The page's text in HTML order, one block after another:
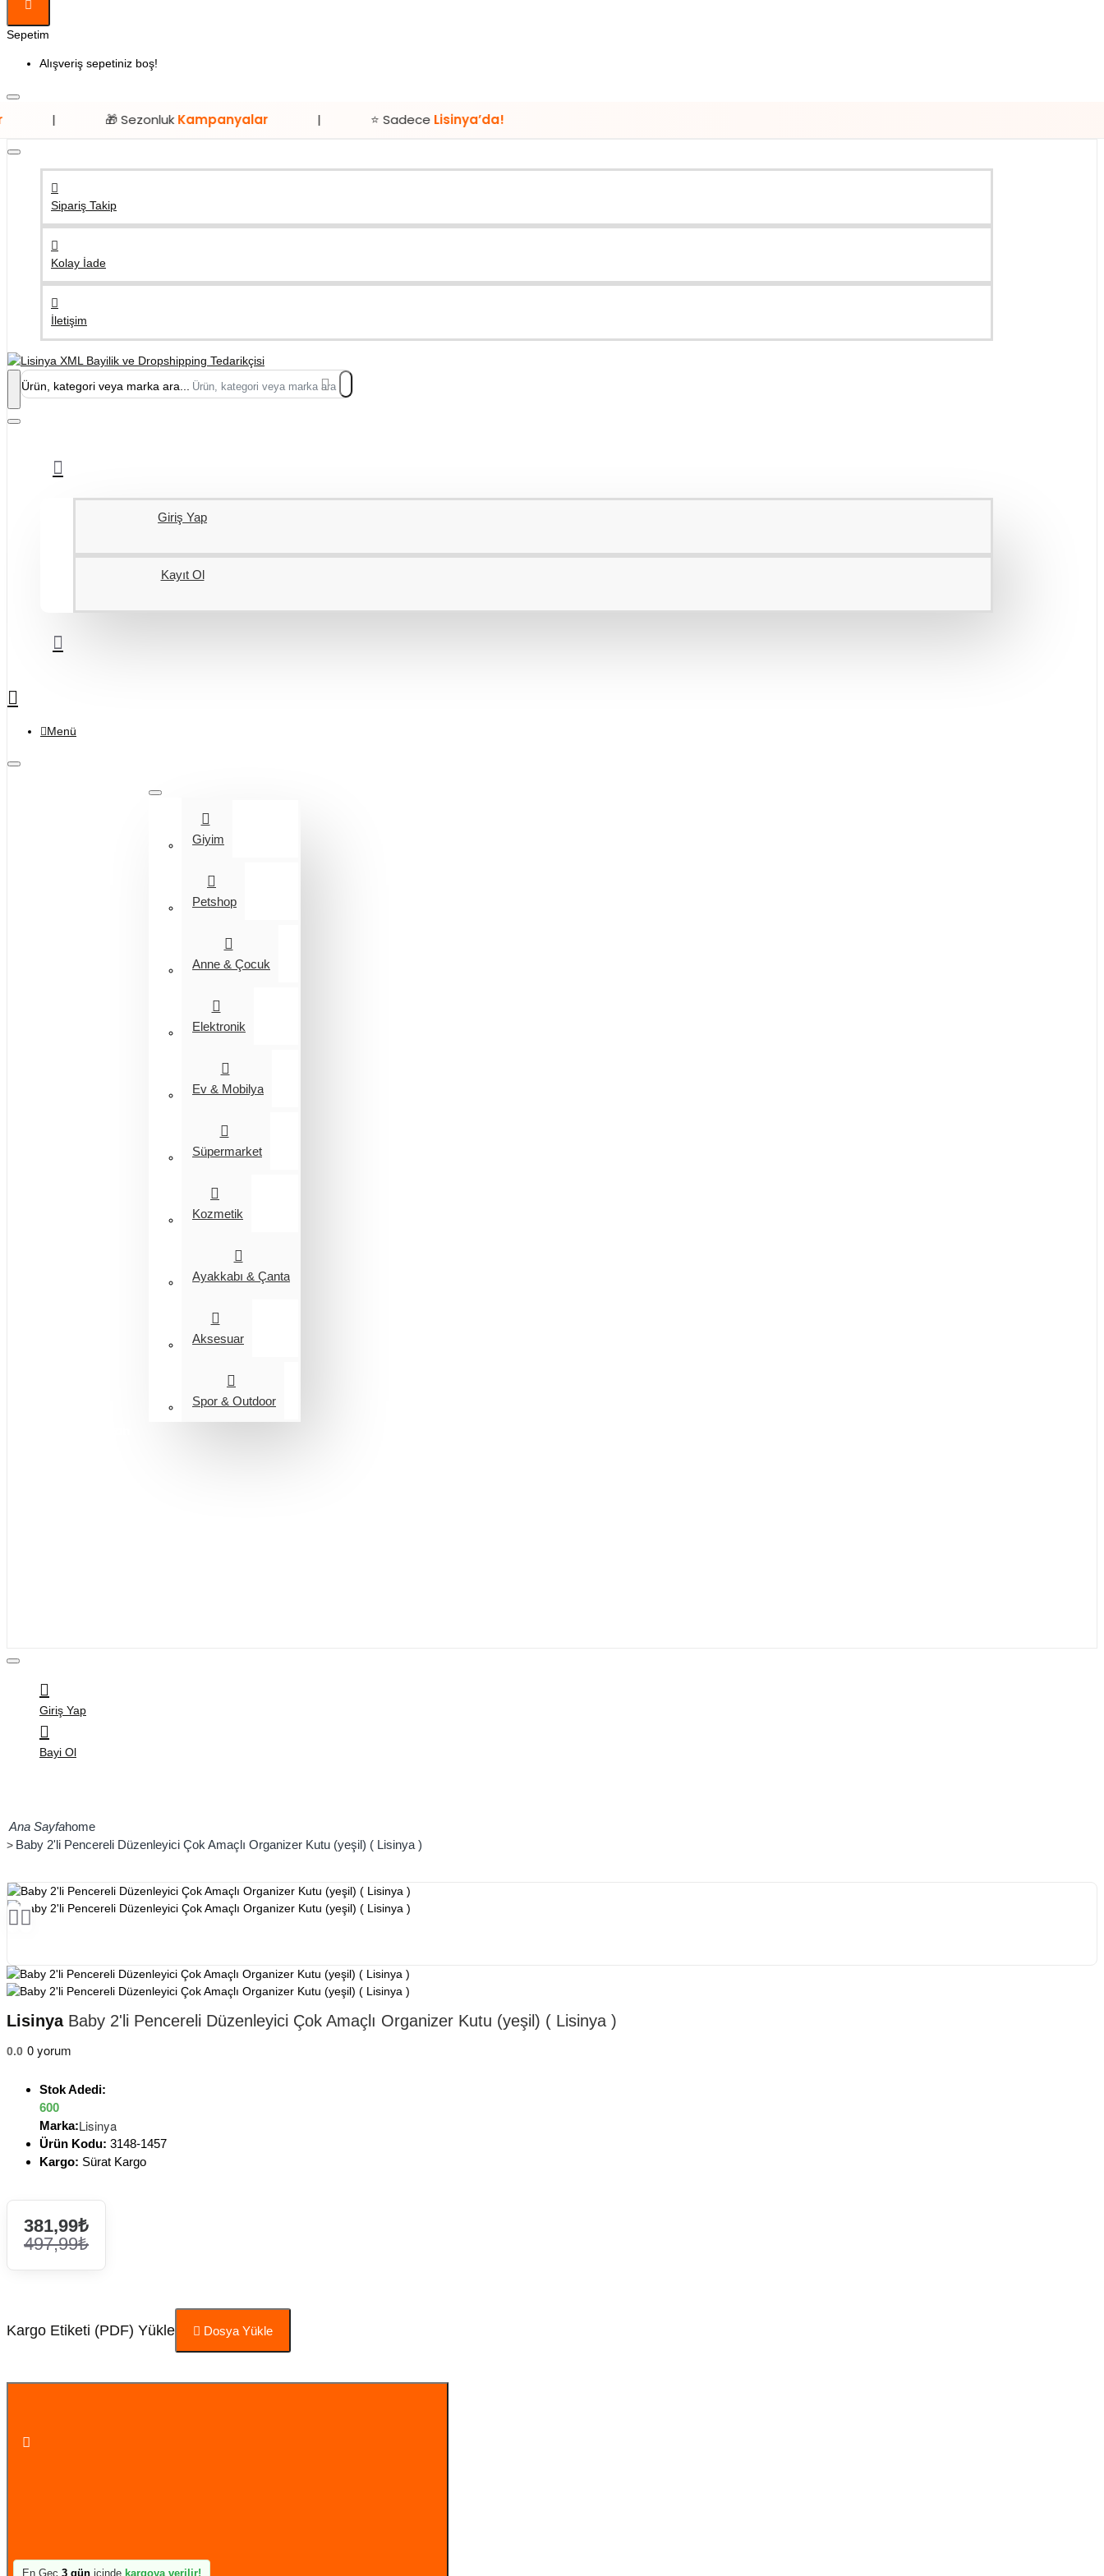
Sepetim
Alışveriş sepetiniz boş!
🎁 Sezonluk Kampanyalar | ⭐ Sadece Lisinya’da!
Sipariş Takip
Kolay İade
İletişim
Ürün, kategori veya marka ara...
Giriş Yap
Kayıt Ol
Menü
Giyim
Petshop
Anne & Çocuk
Elektronik
Ev & Mobilya
Süpermarket
Kozmetik
Ayakkabı & Çanta
Aksesuar
Spor & Outdoor
Giriş Yap
Bayi Ol
home
Baby 2'li Pencereli Düzenleyici Çok Amaçlı Organizer Kutu (yeşil) ( Lisinya )
LisinyaBaby 2'li Pencereli Düzenleyici Çok Amaçlı Organizer Kutu (yeşil) ( Lisinya )
0.0 0 yorum
Stok Adedi:
600
Marka:Lisinya
Ürün Kodu: 3148-1457
Kargo: Sürat Kargo
381,99₺
497,99₺
Kargo Etiketi (PDF) Yükle Dosya Yükle
En Geç 3 gün içinde kargoya verilir!